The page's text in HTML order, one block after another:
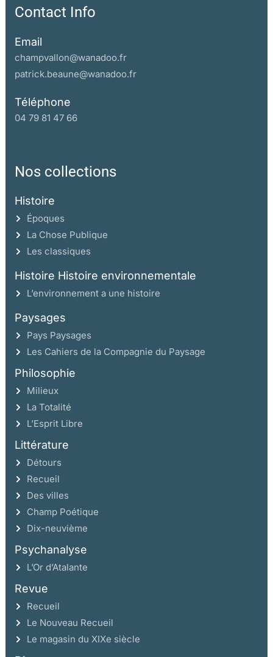
Contact Info
Email
champvallon@wanadoo.fr
patrick.beaune@wanadoo.fr
Téléphone
04 79 81 47 66
Nos collections
Histoire
Époques
La Chose Publique
Les classiques
Histoire Histoire environnementale
L’environnement a une histoire
Paysages
Pays Paysages
Les Cahiers de la Compagnie du Paysage
Philosophie
Milieux
La Totalité
L’Esprit Libre
Littérature
Détours
Recueil
Des villes
Champ Poétique
Dix-neuvième
Psychanalyse
L’Or d’Atalante
Revue
Recueil
Le Nouveau Recueil
Le magasin du XIXe siècle